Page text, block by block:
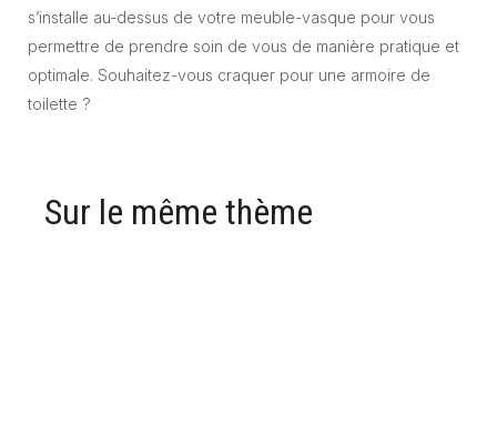
s’installe au-dessus de votre meuble-vasque pour vous
permettre de prendre soin de vous de manière pratique et
optimale. Souhaitez-vous craquer pour une armoire de
toilette ?
Sur le même thème